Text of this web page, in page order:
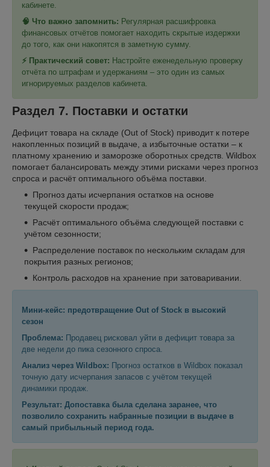
кабинете.
🧠 Что важно запомнить: Регулярная расшифровка
финансовых отчётов помогает находить скрытые издержки
до того, как они накопятся в заметную сумму.
⚡ Практический совет: Настройте еженедельную проверку
отчёта по штрафам и удержаниям – это один из самых
игнорируемых разделов кабинета.
Раздел 7. Поставки и остатки
Дефицит товара на складе (Out of Stock) приводит к потере
накопленных позиций в выдаче, а избыточные остатки – к
платному хранению и заморозке оборотных средств. Wildbox
помогает балансировать между этими рисками через прогноз
спроса и расчёт оптимального объёма поставки.
Прогноз даты исчерпания остатков на основе
текущей скорости продаж;
Расчёт оптимального объёма следующей поставки с
учётом сезонности;
Распределение поставок по нескольким складам для
покрытия разных регионов;
Контроль расходов на хранение при затоваривании.
Мини-кейс: предотвращение Out of Stock в высокий
сезон
Проблема: Продавец рисковал уйти в дефицит товара за
две недели до пика сезонного спроса.
Анализ через Wildbox: Прогноз остатков в Wildbox показал
точную дату исчерпания запасов с учётом текущей
динамики продаж.
Результат: Допоставка была сделана заранее, что
позволило сохранить набранные позиции в выдаче в
самый прибыльный период года.